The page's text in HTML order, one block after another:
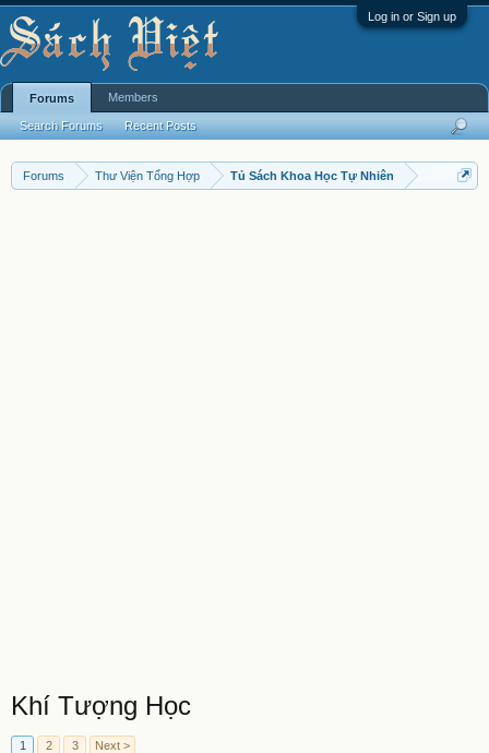
Log in or Sign up
Forums Thư Viện Tổng Hợp Tủ Sách Khoa Học Tự Nhiên
Khí Tượng Học
1 2 3 Next >
Forums
Search Forums Recent Posts
Members